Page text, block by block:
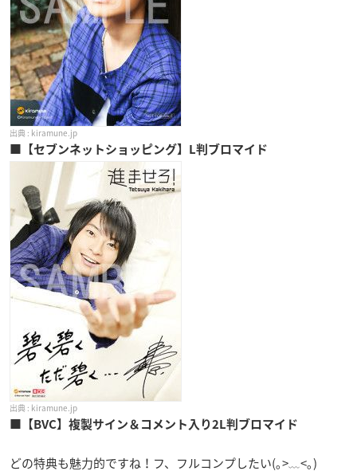
kiramune.jp
■【セブンネットショッピング】L判ブロマイド
kiramune.jp
■【BVC】複製サイン＆コメント入り2L判ブロマイド
どの特典も魅力的ですね！フ、フルコンプしたい(｡>﹏<｡)